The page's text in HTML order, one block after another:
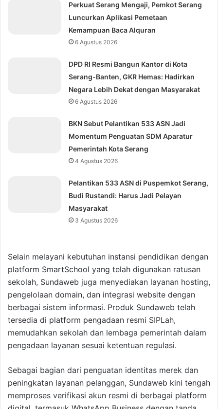
Perkuat Serang Mengaji, Pemkot Serang
Luncurkan Aplikasi Pemetaan
Kemampuan Baca Alquran
6 Agustus 2026
DPD RI Resmi Bangun Kantor di Kota
Serang-Banten, GKR Hemas: Hadirkan
Negara Lebih Dekat dengan Masyarakat
6 Agustus 2026
BKN Sebut Pelantikan 533 ASN Jadi
Momentum Penguatan SDM Aparatur
Pemerintah Kota Serang
4 Agustus 2026
Pelantikan 533 ASN di Puspemkot Serang,
Budi Rustandi: Harus Jadi Pelayan
Masyarakat
3 Agustus 2026
Selain melayani kebutuhan instansi pendidikan dengan
platform SmartSchool yang telah digunakan ratusan
sekolah, Sundaweb juga menyediakan layanan hosting,
pengelolaan domain, dan integrasi website dengan
berbagai sistem informasi. Produk Sundaweb telah
tersedia di platform pengadaan resmi SIPLah,
memudahkan sekolah dan lembaga pemerintah dalam
pengadaan layanan sesuai ketentuan regulasi.
Sebagai bagian dari penguatan identitas merek dan
peningkatan layanan pelanggan, Sundaweb kini tengah
memproses verifikasi akun resmi di berbagai platform